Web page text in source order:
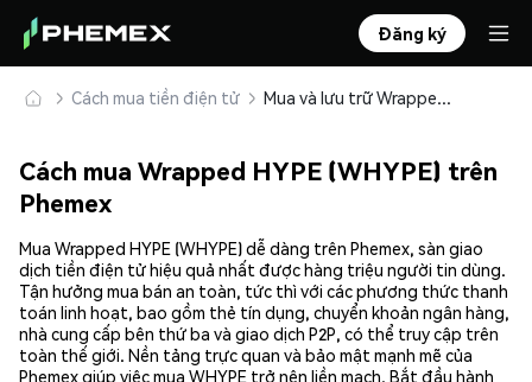
Đăng ký
Cách mua tiền điện tử Mua và lưu trữ Wrapped HYPE (WHYPE) an toàn
Cách mua Wrapped HYPE (WHYPE) trên
Phemex
Mua Wrapped HYPE (WHYPE) dễ dàng trên Phemex, sàn giao
dịch tiền điện tử hiệu quả nhất được hàng triệu người tin dùng.
Tận hưởng mua bán an toàn, tức thì với các phương thức thanh
toán linh hoạt, bao gồm thẻ tín dụng, chuyển khoản ngân hàng,
nhà cung cấp bên thứ ba và giao dịch P2P, có thể truy cập trên
toàn thế giới. Nền tảng trực quan và bảo mật mạnh mẽ của
Phemex giúp việc mua WHYPE trở nên liền mạch. Bắt đầu hành